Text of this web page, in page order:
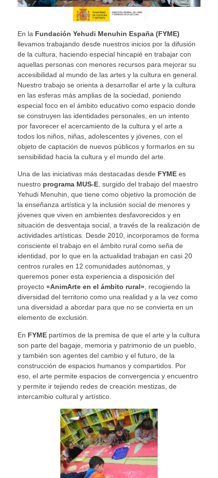
En la Fundación Yehudi Menuhin España (FYME)
llevamos trabajando desde nuestros inicios por la difusión
de la cultura, haciendo especial hincapié en trabajar con
aquellas personas con menores recursos para mejorar su
accesibilidad al mundo de las artes y la cultura en general.
Nuestro trabajo se orienta a desarrollar el arte y la cultura
en las esferas más amplias de la sociedad, poniendo
especial foco en el ámbito educativo como espacio donde
se construyen las identidades personales, en un intento
por favorecer el acercamiento de la cultura y el arte a
todos los niños, niñas, adolescentes y jóvenes, con el
objeto de captación de nuevos públicos y formarlos en su
sensibilidad hacia la cultura y el mundo del arte.
Una de las iniciativas más destacadas desde FYMEes
nuestro programa MUS-E, surgido del trabajo del maestro
Yehudi Menuhin, que tiene como objetivo la promoción de
la enseñanza artística y la inclusión social de menores y
jóvenes que viven en ambientes desfavorecidos y en
situación de desventaja social, a través de la realización de
actividades artísticas. Desde 2010, incorporamos de forma
consciente el trabajo en el ámbito rural como seña de
identidad, por lo que en la actualidad trabajan en casi 20
centros rurales en 12 comunidades autónomas, y
queremos poner esta experiencia a disposición del
proyecto «AnimArte en el ámbito rural», recogiendo la
diversidad del territorio como una realidad y a la vez como
una diversidad a abordar para que no se convierta en un
elemento de exclusión.
En FYMEpartímos de la premisa de que el arte y la cultura
son parte del bagaje, memoria y patrimonio de un pueblo,
y también son agentes del cambio y el futuro, de la
construcción de espacios humanos y compartidos. Por
eso, el arte permite espacios de convergencia y encuentro
y permite ir tejiendo redes de creación mestizas, de
intercambio cultural y artístico.